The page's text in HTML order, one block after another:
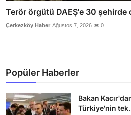
Terör örgütü DAEŞ'e 30 şehirde
Çerkezköy Haber Ağustos 7, 2026 0
Popüler Haberler
Bakan
Türkiye'nin